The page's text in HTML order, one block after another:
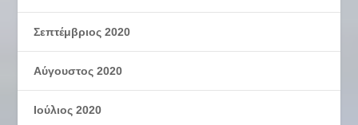
Σεπτέμβριος 2020
Αύγουστος 2020
Ιούλιος 2020